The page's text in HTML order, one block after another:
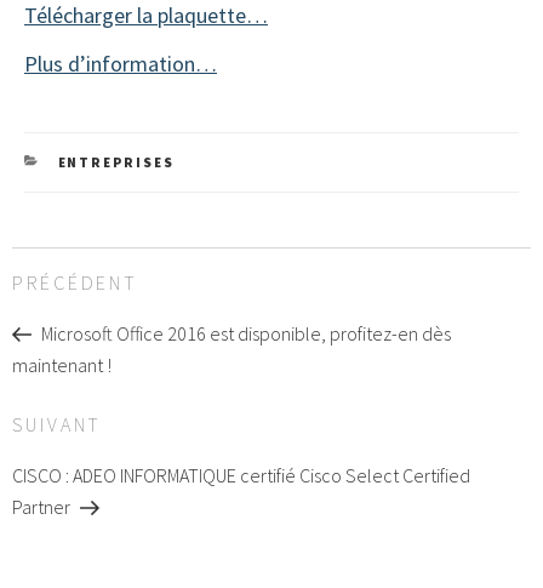
Télécharger la plaquette…
Plus d’information…
CATEGORIES
ENTREPRISES
de
l’article
Article
PRÉCÉDENT
Microsoft Office 2016 est disponible, profitez-en dès
maintenant !
Article
SUIVANT
CISCO : ADEO INFORMATIQUE certifié Cisco Select Certified
Partner